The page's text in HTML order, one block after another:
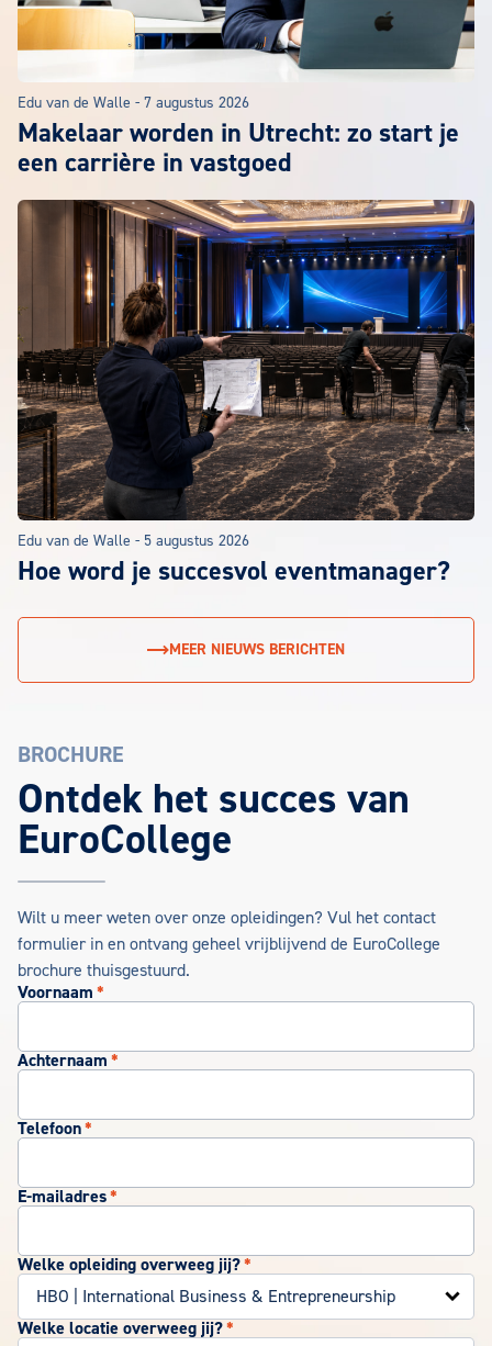
Edu van de Walle - 7 augustus 2026
Makelaar worden in Utrecht: zo start je
een carrière in vastgoed
Edu van de Walle - 5 augustus 2026
Hoe word je succesvol eventmanager?
MEER NIEUWS BERICHTEN
EuroCollege Brochure aanvragen
BROCHURE
Ontdek het succes van
EuroCollege
Wilt u meer weten over onze opleidingen? Vul het contact
formulier in en ontvang geheel vrijblijvend de EuroCollege
brochure thuisgestuurd.
Voornaam *
Achternaam *
Telefoon*
E-mailadres*
Welke opleiding overweeg jij?*
Welke locatie overweeg jij?*